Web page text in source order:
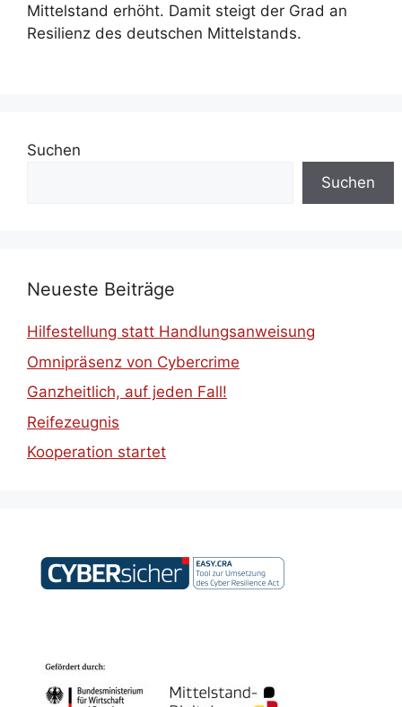
Mittelstand erhöht. Damit steigt der Grad an
Resilienz des deutschen Mittelstands.
Suchen
Suchen
Neueste Beiträge
Hilfestellung statt Handlungsanweisung
Omnipräsenz von Cybercrime
Ganzheitlich, auf jeden Fall!
Reifezeugnis
Kooperation startet